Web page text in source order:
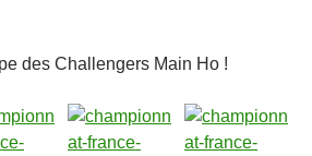
des Challengers Main Ho !